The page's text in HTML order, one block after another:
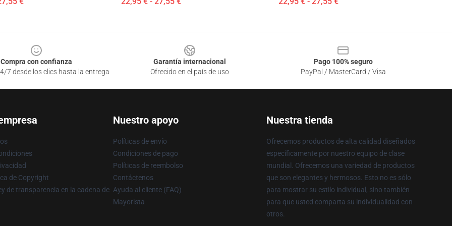
Compra con confianza
7 desde los clics hasta la entrega
Garantía internacional
Ofrecido en el país de uso
Pago 100% seguro
PayPal / MasterCard / Visa
de Copyright
de transparencia en la cadena de
Nuestro apoyo
Políticas de envío
Condiciones de pago
Políticas de reembolso
Contáctenos
Ayuda al cliente (FAQ)
Mayorista
Nuestra tienda
Ofrecemos productos de alta calidad diseñados
específicamente por nuestro equipo de clase
mundial. Ofrecemos una variedad de productos
que son elegantes y hermosos. Esto no es sólo
para mostrar su estilo individual, sino también
para que usted comparta su individualidad con
otros.